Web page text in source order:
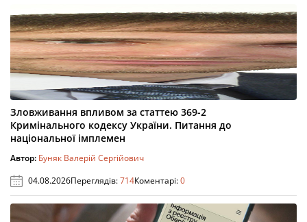
Зловживання впливом за статтею 369-2
Кримінального кодексу України. Питання до
національної імплемен
Автор: Буняк Валерій Сергійович
04.08.2026Переглядів:714Коментарі:0